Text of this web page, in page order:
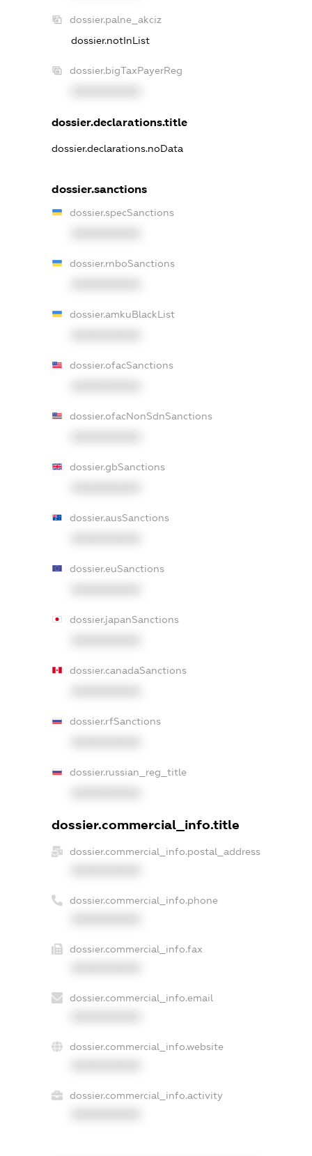
dossier.palne_akciz
dossier.notInList
dossier.bigTaxPayerReg
dossier.declarations.title
dossier.declarations.noData
dossier.sanctions
dossier.specSanctions
dossier.rnboSanctions
dossier.amkuBlackList
dossier.ofacSanctions
dossier.ofacNonSdnSanctions
dossier.gbSanctions
dossier.ausSanctions
dossier.euSanctions
dossier.japanSanctions
dossier.canadaSanctions
dossier.rfSanctions
dossier.russian_reg_title
dossier.commercial_info.title
dossier.commercial_info.postal_address
dossier.commercial_info.phone
dossier.commercial_info.fax
dossier.commercial_info.email
dossier.commercial_info.website
dossier.commercial_info.activity